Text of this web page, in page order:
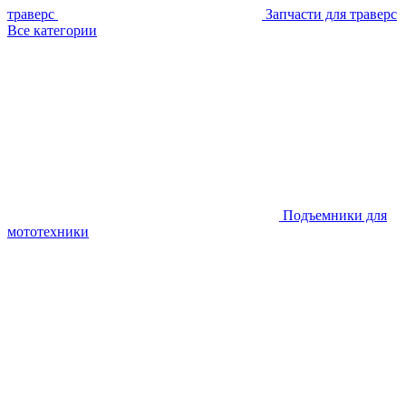
траверс
Запчасти для траверс
Все категории
Подъемники для
мототехники